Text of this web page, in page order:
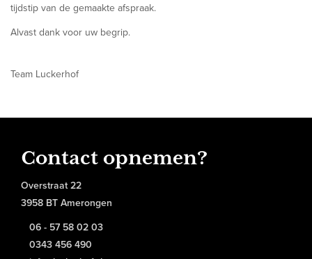
tijdstip van de gemaakte afspraak.
Alvast dank voor uw begrip.
Team Luckerhof
Contact opnemen?
Overstraat 22
3958 BT Amerongen
06 - 57 58 02 03
0343 456 490